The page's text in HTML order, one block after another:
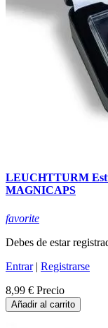
LEUCHTTURM
MAGNICAPS
favorite
Debes de estar
Entrar| Registrarse
8,99 € Precio
Añadir al carrito